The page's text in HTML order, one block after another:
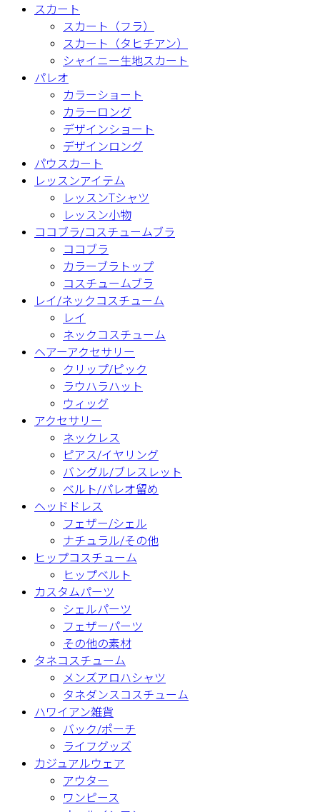
スカート
スカート（フラ）
スカート（タヒチアン）
シャイニー生地スカート
パレオ
カラーショート
カラーロング
デザインショート
デザインロング
パウスカート
レッスンアイテム
レッスンTシャツ
レッスン小物
ココブラ/コスチュームブラ
ココブラ
カラーブラトップ
コスチュームブラ
レイ/ネックコスチューム
レイ
ネックコスチューム
ヘアーアクセサリー
クリップ/ピック
ラウハラハット
ウィッグ
アクセサリー
ネックレス
ピアス/イヤリング
バングル/ブレスレット
ベルト/パレオ留め
ヘッドドレス
フェザー/シェル
ナチュラル/その他
ヒップコスチューム
ヒップベルト
カスタムパーツ
シェルパーツ
フェザーパーツ
その他の素材
タネコスチューム
メンズアロハシャツ
タネダンスコスチューム
ハワイアン雑貨
バック/ポーチ
ライフグッズ
カジュアルウェア
アウター
ワンピース